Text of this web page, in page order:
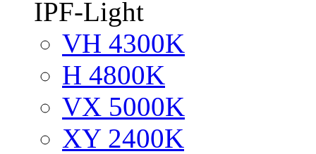
IPF-Light
VH 4300K
H 4800K
VX 5000K
XY 2400K